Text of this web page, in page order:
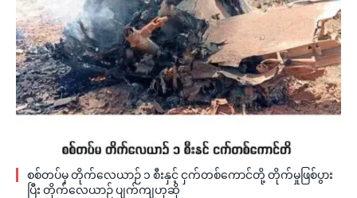
စစ်တပ်မှ တိုက်လေယာဉ် ၁ စီးနှင့် ငှက်တစ်ကောင်တို့ တိုက်မှုဖြစ်ပွား
ပြီး တိုက်လေယာဉ် ပျက်ကျဟုဆို